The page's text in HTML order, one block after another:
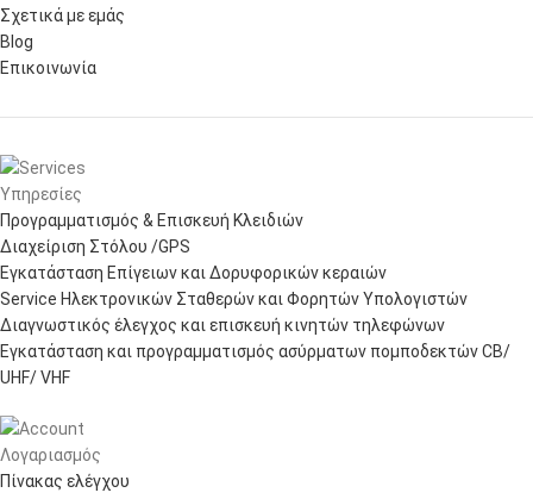
Σχετικά με εμάς
Blog
Επικοινωνία
Υπηρεσίες
Προγραμματισμός & Επισκευή Κλειδιών
Διαχείριση Στόλου /GPS
Εγκατάσταση Επίγειων και Δορυφορικών κεραιών
Service Ηλεκτρονικών Σταθερών και Φορητών Υπολογιστών
Διαγνωστικός έλεγχος και επισκευή κινητών τηλεφώνων
Εγκατάσταση και προγραμματισμός ασύρματων πομποδεκτών CB/
UHF/ VHF
Λογαριασμός
Πίνακας ελέγχου